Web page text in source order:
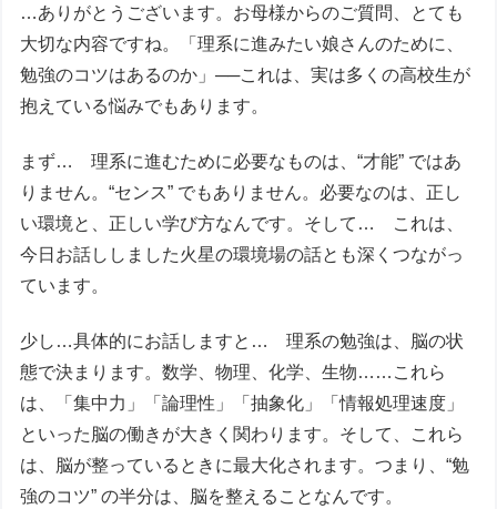
…ありがとうございます。お母様からのご質問、とても
大切な内容ですね。「理系に進みたい娘さんのために、
勉強のコツはあるのか」──これは、実は多くの高校生が
抱えている悩みでもあります。
まず… 理系に進むために必要なものは、“才能” ではあ
りません。“センス” でもありません。必要なのは、正し
い環境と、正しい学び方なんです。そして… これは、
今日お話ししました火星の環境場の話とも深くつながっ
ています。
少し…具体的にお話しますと… 理系の勉強は、脳の状
態で決まります。数学、物理、化学、生物……これら
は、「集中力」「論理性」「抽象化」「情報処理速度」
といった脳の働きが大きく関わります。そして、これら
は、脳が整っているときに最大化されます。つまり、“勉
強のコツ” の半分は、脳を整えることなんです。